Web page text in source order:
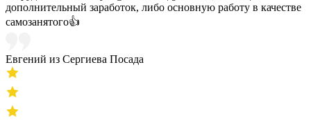
дополнительный заработок, либо основную работу в качестве
самозанятого👍
Евгений из Сергиева Посада